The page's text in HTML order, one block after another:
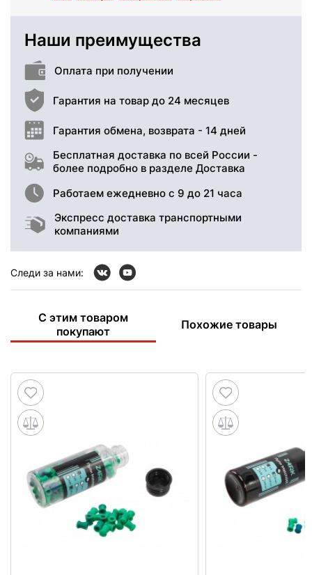
Наши преимущества
Оплата при получении
Гарантия на товар до 24 месяцев
Гарантия обмена, возврата - 14 дней
Бесплатная доставка по всей России -
более подробно в разделе Доставка
Работаем ежедневно с 9 до 21 часа
Экспресс доставка транспортными
компаниями
Следи за нами:
С этим товаром
покупают
Похожие товары